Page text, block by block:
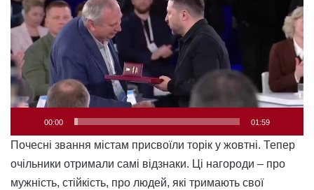
00:00 01:59
Почесні звання містам присвоїли торік у жовтні. Тепер
очільники отримали самі відзнаки. Ці нагороди – про
мужність, стійкість, про людей, які тримають свої